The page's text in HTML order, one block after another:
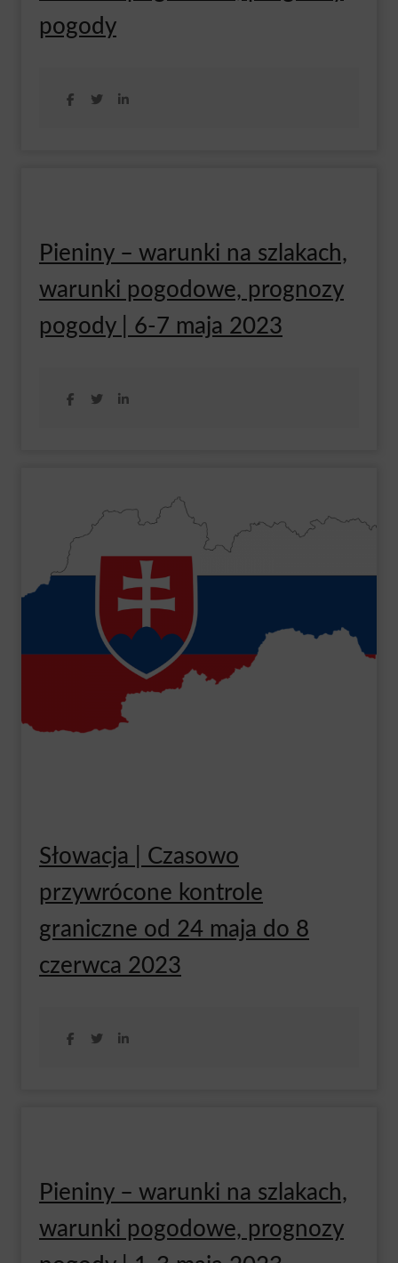
pogody
Pieniny – warunki na szlakach,
warunki pogodowe, prognozy
pogody | 6-7 maja 2023
Słowacja | Czasowo
przywrócone kontrole
graniczne od 24 maja do 8
czerwca 2023
Pieniny – warunki na szlakach,
warunki pogodowe, prognozy